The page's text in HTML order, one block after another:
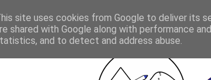
site uses cookies from Google to deliver its
shared with Google along with performance
and to detect and address abuse.